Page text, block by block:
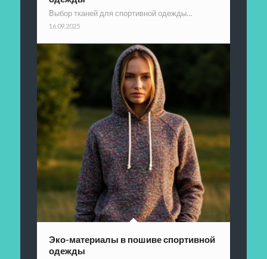
Выбор тканей для спортивной одежды…
16.09.2025
Эко-материалы в пошиве спортивной
одежды